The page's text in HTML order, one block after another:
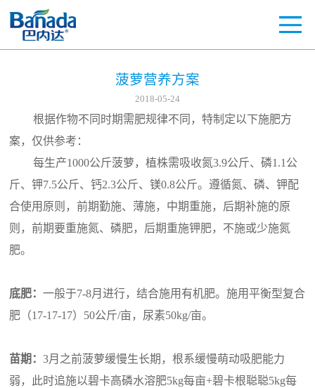
菠萝营养方案
2018-05-24
根据作物不同时期需肥规律不同，特制定以下施肥方
案，仅供参考：
每生产1000公斤菠萝，植株需吸收氮3.9公斤、磷1.1公
斤、钾7.5公斤、钙2.3公斤、镁0.8公斤。遵循氮、磷、钾配
合使用原则，前期勤施、薄施，中期重施，后期补施的原
则，前期要重施氮、磷肥，后期重施钾肥，不施或少施氮
肥。
底肥：一般于7-8月进行，结合施用有机肥。施用平衡型复合
肥（17-17-17）50公斤/亩，尿素50kg/亩。
苗期：3月之前菠萝缓慢生长期，根系缓慢萌动吸肥能力
弱，此时追施以碧卡高磷水溶肥5kg每亩+碧卡根聪聪5kg每